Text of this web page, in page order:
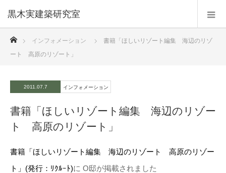
黒木実建築研究室
インフォメーション
書籍「ほしいリゾート編集 海辺のリゾ
ート 高原のリゾート」
2011.07.7 インフォメーション
書籍「ほしいリゾート編集 海辺のリゾー
ト 高原のリゾート」
書籍「ほしいリゾート編集 海辺のリゾート 高原のリゾー
ト」 (発行：ﾘｸﾙｰﾄ)に O邸が掲載されました